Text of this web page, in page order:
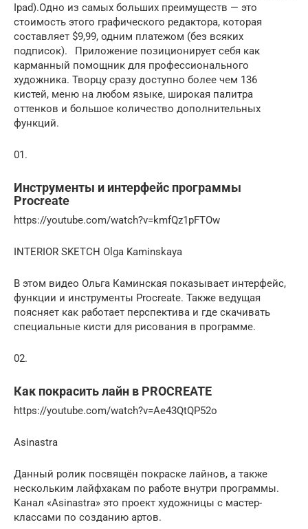
Ipad).Одно из самых больших преимуществ — это
стоимость этого графического редактора, которая
составляет $9,99, одним платежом (без всяких
подписок).⠀Приложение позиционирует себя как
карманный помощник для профессионального
художника. Творцу сразу доступно более чем 136
кистей, меню на любом языке, широкая палитра
оттенков и большое количество дополнительных
функций.
01.
Инструменты и интерфейс программы
Procreate
https://youtube.com/watch?v=kmfQz1pFTOw
INTERIOR SKETCH Olga Kaminskaya
В этом видео Ольга Каминская показывает интерфейс,
функции и инструменты Procreate. Также ведущая
поясняет как работает перспектива и где скачивать
специальные кисти для рисования в программе.
02.
Как покрасить лайн в PROCREATE
https://youtube.com/watch?v=Ae43QtQP52o
Asinastra
Данный ролик посвящён покраске лайнов, а также
нескольким лайфхакам по работе внутри программы.
Канал «Asinastra» это проект художницы с мастер-
классами по созданию артов.